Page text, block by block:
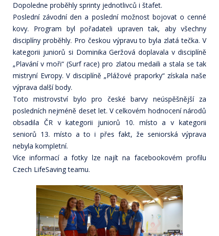
Dopoledne proběhly sprinty jednotlivců i štafet.
Poslední závodní den a poslední možnost bojovat o cenné
kovy. Program byl pořadateli upraven tak, aby všechny
disciplíny proběhly. Pro českou výpravu to byla zlatá tečka. V
kategorii juniorů si Dominika Geržová doplavala v disciplíně
„Plavání v moři“ (Surf race) pro zlatou medaili a stala se tak
mistryní Evropy. V disciplíně „Plážové praporky“ získala naše
výprava další body.
Toto mistrovství bylo pro české barvy neúspěšnější za
posledních nejméně deset let. V celkovém hodnocení národů
obsadila ČR v kategorii juniorů 10. místo a v kategorii
seniorů 13. místo a to i přes fakt, že seniorská výprava
nebyla kompletní.
Více informací a fotky lze najít na facebookovém profilu
Czech LifeSaving teamu.